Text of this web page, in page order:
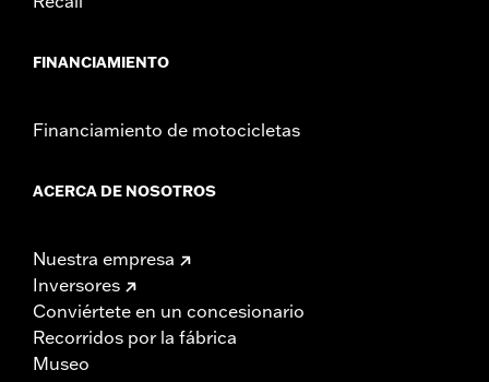
FINANCIAMIENTO
Financiamiento de motocicletas
ACERCA DE NOSOTROS
Nuestra empresa
Inversores
Conviértete en un concesionario
Recorridos por la fábrica
Museo